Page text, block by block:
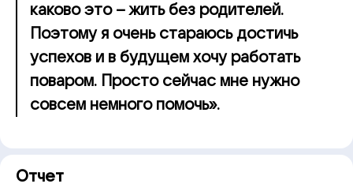
каково это – жить без родителей.
Поэтому я очень стараюсь достичь
успехов и в будущем хочу работать
поваром. Просто сейчас мне нужно
совсем немного помочь».
Отчет